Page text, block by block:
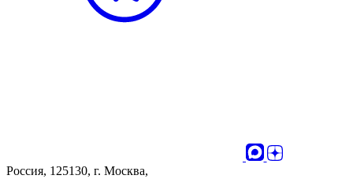
Россия, 125130, г. Москва,